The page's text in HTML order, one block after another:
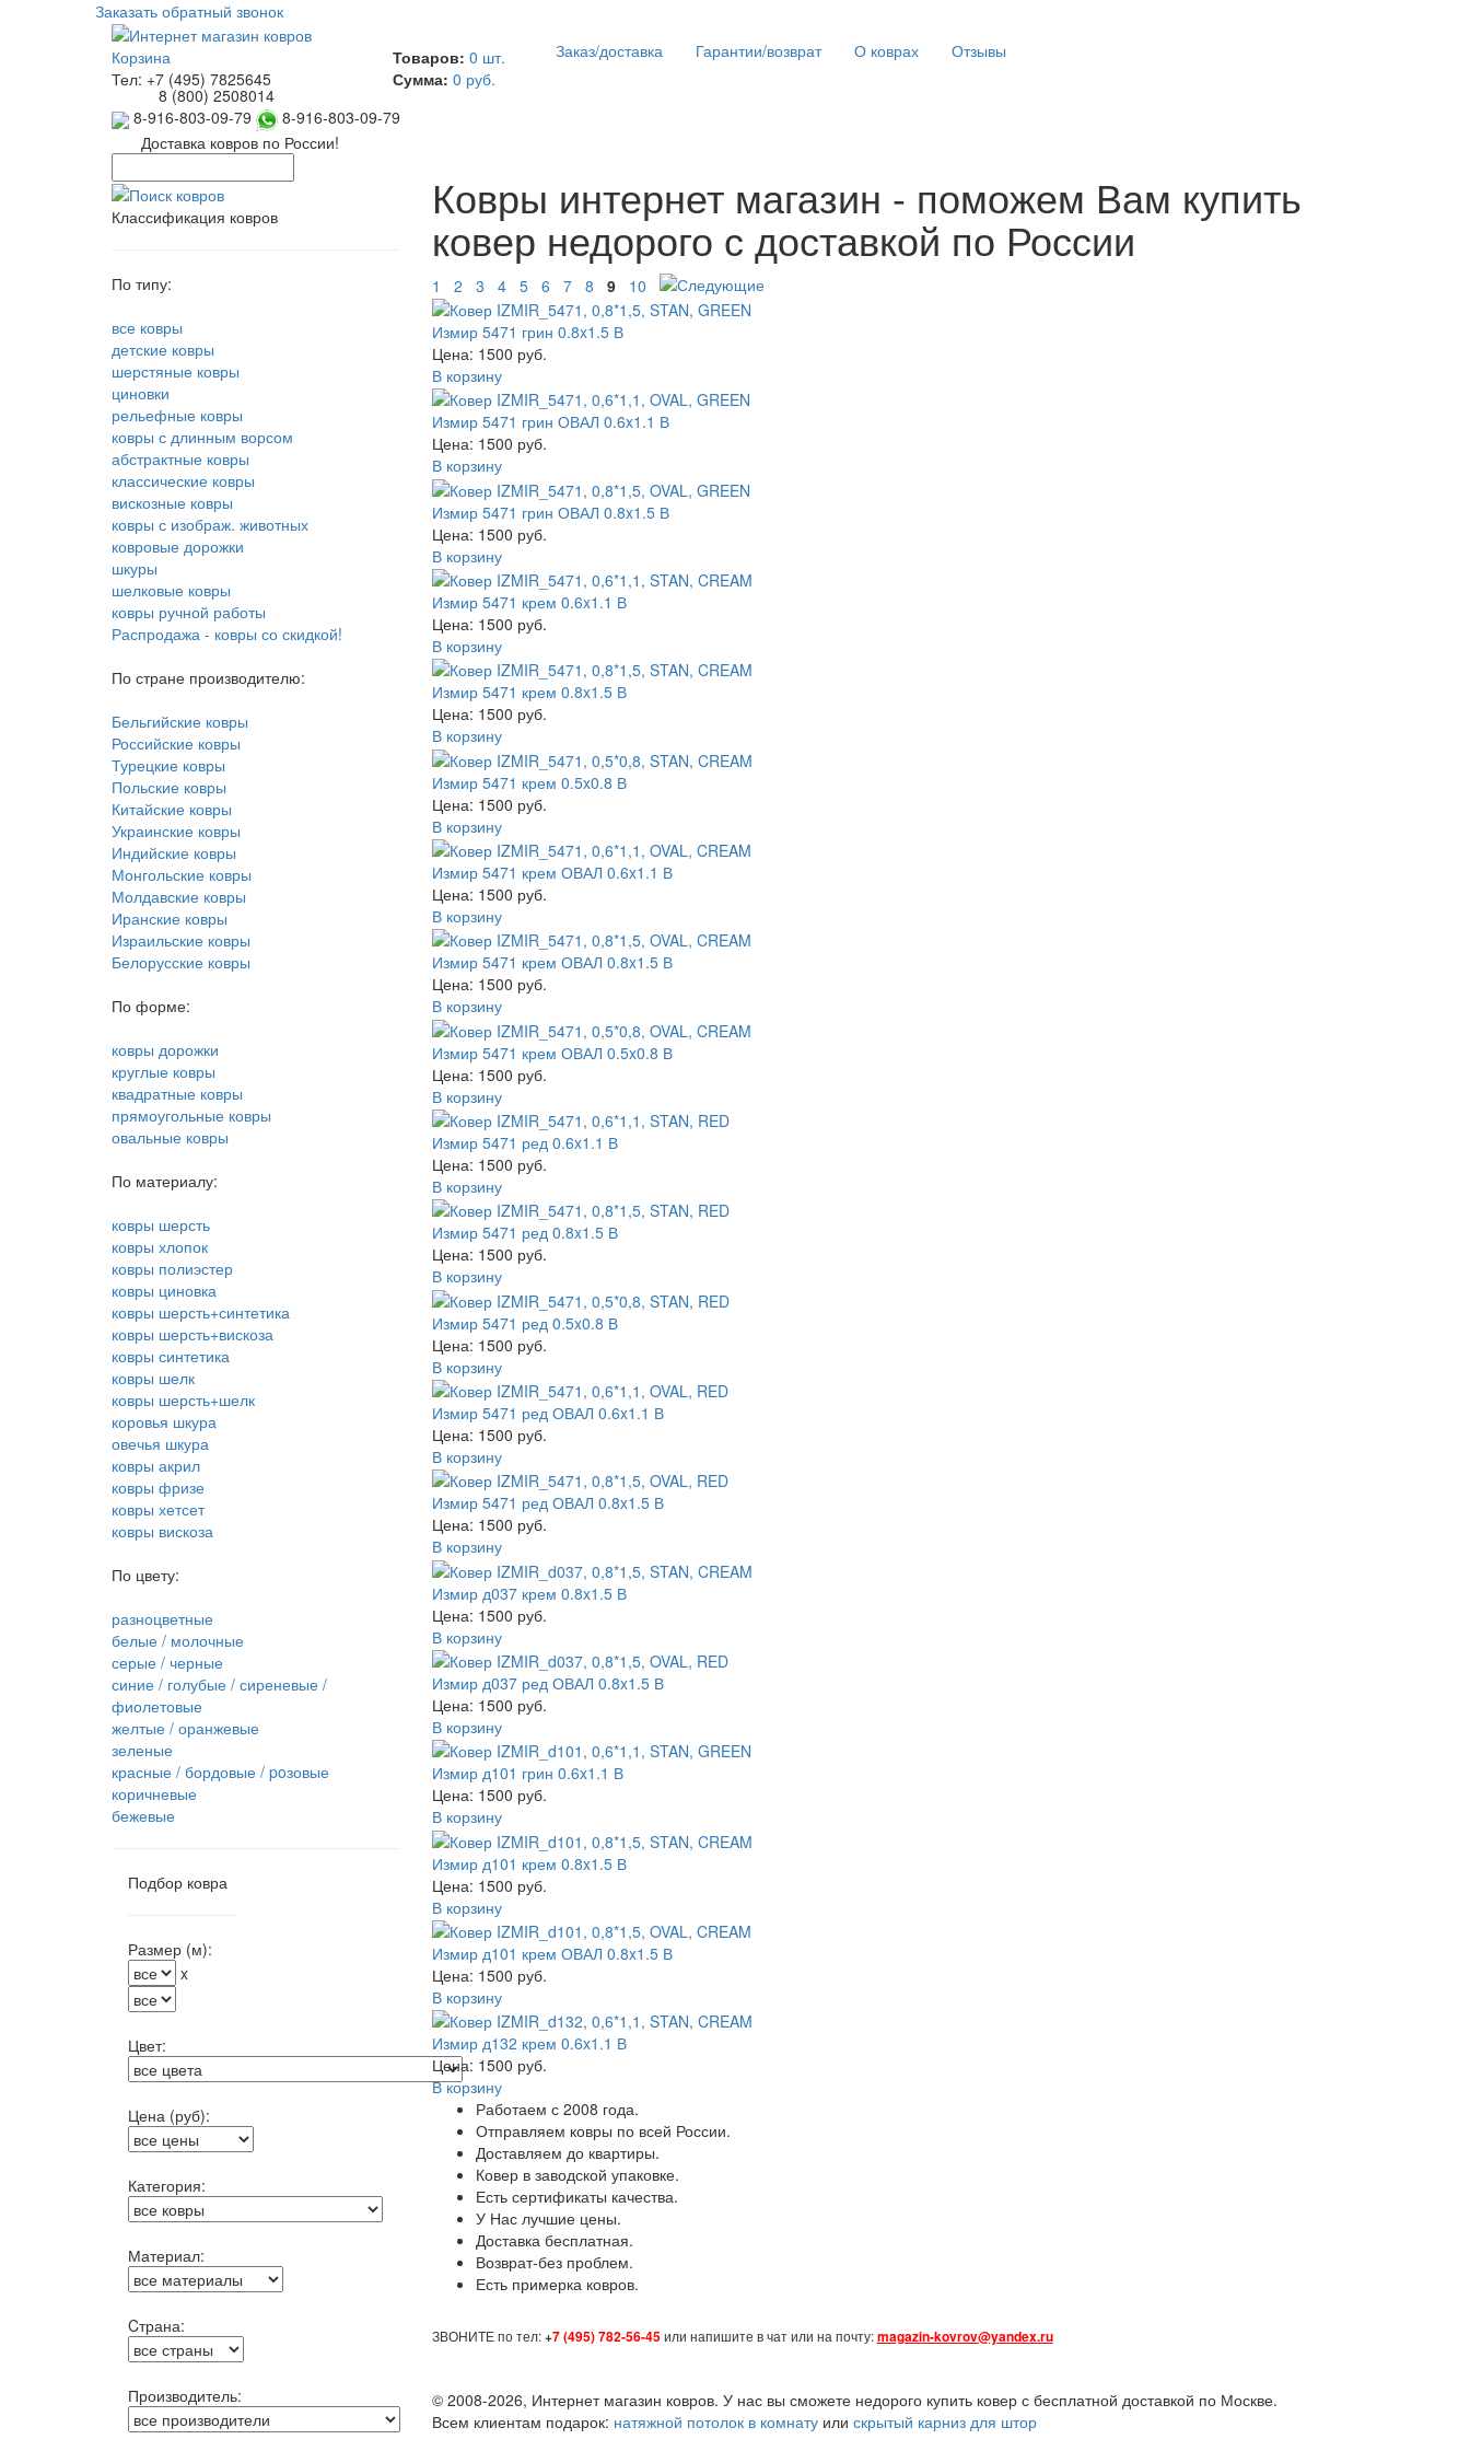
Заказать обратный звонок
Корзина Товаров: 0 шт.
Сумма: 0 руб.
Тел: +7 (495) 7825645
8 (800) 2508014
8-916-803-09-79
8-916-803-09-79
Доставка ковров по России!
Заказ/доставка Гарантии/возврат О коврах Отзывы
Классификация ковров
По типу:
все ковры
детские ковры
шерстяные ковры
циновки
рельефные ковры
ковры с длинным ворсом
абстрактные ковры
классические ковры
вискозные ковры
ковры с изображ. животных
ковровые дорожки
шкуры
шелковые ковры
ковры ручной работы
Распродажа - ковры со скидкой!
По стране производителю:
Бельгийские ковры
Российские ковры
Турецкие ковры
Польские ковры
Китайские ковры
Украинские ковры
Индийские ковры
Монгольские ковры
Молдавские ковры
Иранские ковры
Израильские ковры
Белорусские ковры
По форме:
ковры дорожки
круглые ковры
квадратные ковры
прямоугольные ковры
овальные ковры
По материалу:
ковры шерсть
ковры хлопок
ковры полиэстер
ковры циновка
ковры шерсть+синтетика
ковры шерсть+вискоза
ковры синтетика
ковры шелк
ковры шерсть+шелк
коровья шкура
овечья шкура
ковры акрил
ковры фризе
ковры хетсет
ковры вискоза
По цвету:
разноцветные
белые / молочные
серые / черные
синие / голубые / сиреневые /
фиолетовые
желтые / оранжевые
зеленые
красные / бордовые / poзовые
коричневые
бежевые
Подбор ковра
Размер (м):
x
Цвет:
Цена (руб):
Категория:
Материал:
Cтрана:
Производитель:
Ковры интернет магазин - поможем Вам купить
ковер недорого с доставкой по России
1 2 3 4 5 6 7 8 9 10
Измир 5471 грин 0.8x1.5 В
Цена: 1500 руб.
В корзину
Измир 5471 грин ОВАЛ 0.6x1.1 В
Цена: 1500 руб.
В корзину
Измир 5471 грин ОВАЛ 0.8x1.5 В
Цена: 1500 руб.
В корзину
Измир 5471 крем 0.6x1.1 В
Цена: 1500 руб.
В корзину
Измир 5471 крем 0.8x1.5 В
Цена: 1500 руб.
В корзину
Измир 5471 крем 0.5x0.8 В
Цена: 1500 руб.
В корзину
Измир 5471 крем ОВАЛ 0.6x1.1 В
Цена: 1500 руб.
В корзину
Измир 5471 крем ОВАЛ 0.8x1.5 В
Цена: 1500 руб.
В корзину
Измир 5471 крем ОВАЛ 0.5x0.8 В
Цена: 1500 руб.
В корзину
Измир 5471 ред 0.6x1.1 В
Цена: 1500 руб.
В корзину
Измир 5471 ред 0.8x1.5 В
Цена: 1500 руб.
В корзину
Измир 5471 ред 0.5x0.8 В
Цена: 1500 руб.
В корзину
Измир 5471 ред ОВАЛ 0.6x1.1 В
Цена: 1500 руб.
В корзину
Измир 5471 ред ОВАЛ 0.8x1.5 В
Цена: 1500 руб.
В корзину
Измир д037 крем 0.8x1.5 В
Цена: 1500 руб.
В корзину
Измир д037 ред ОВАЛ 0.8x1.5 В
Цена: 1500 руб.
В корзину
Измир д101 грин 0.6x1.1 В
Цена: 1500 руб.
В корзину
Измир д101 крем 0.8x1.5 В
Цена: 1500 руб.
В корзину
Измир д101 крем ОВАЛ 0.8x1.5 В
Цена: 1500 руб.
В корзину
Измир д132 крем 0.6x1.1 В
Цена: 1500 руб.
В корзину
Работаем с 2008 года.
Отправляем ковры по всей России.
Доставляем до квартиры.
Ковер в заводской упаковке.
Есть сертификаты качества.
У Нас лучшие цены.
Доставка бесплатная.
Возврат-без проблем.
Есть примерка ковров.
ЗВОНИТЕ по тел:+7 (495) 782-56-45или напишите в чат или на почту:magazin-kovrov@yandex.ru
© 2008-2026, Интернет магазин ковров. У нас вы сможете недорого купить ковер с бесплатной доставкой по Москве.
Всем клиентам подарок: натяжной потолок в комнатуили скрытый карниз для штор